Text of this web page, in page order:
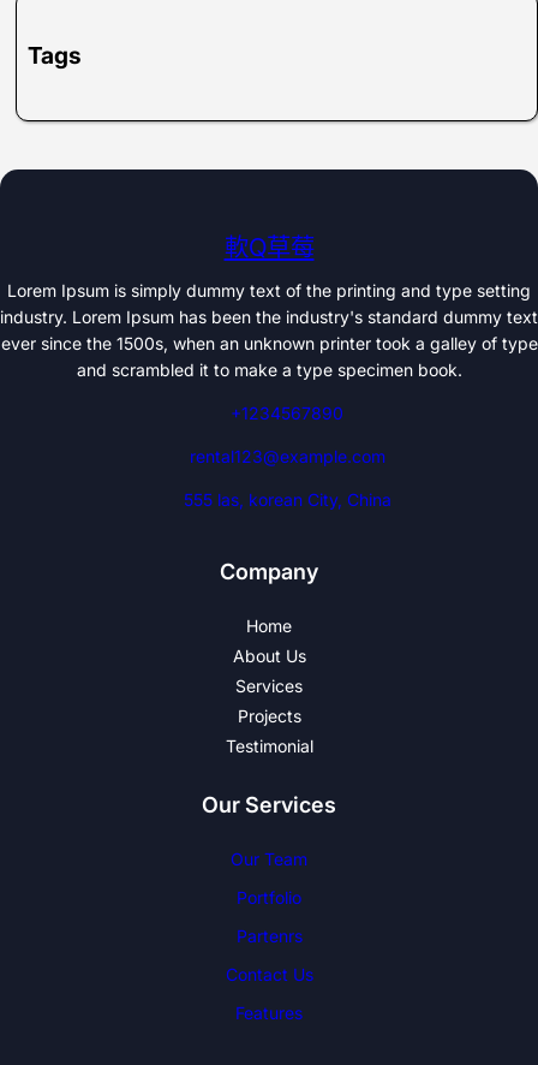
Tags
軟Q草莓
Lorem Ipsum is simply dummy text of the printing and type setting
industry. Lorem Ipsum has been the industry's standard dummy text
ever since the 1500s, when an unknown printer took a galley of type
and scrambled it to make a type specimen book.
+1234567890
rental123@example.com
555 las, korean City, China
Company
Home
About Us
Services
Projects
Testimonial
Our Services
Our Team
Portfolio
Partenrs
Contact Us
Features